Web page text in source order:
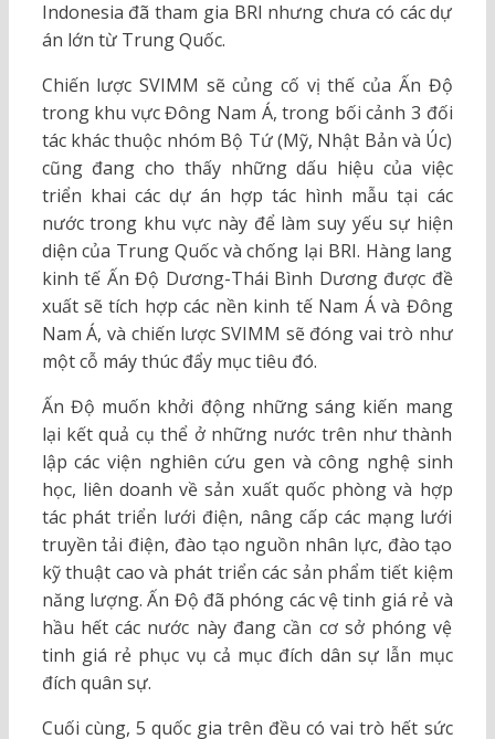
Indonesia đã tham gia BRI nhưng chưa có các dự
án lớn từ Trung Quốc.
Chiến lược SVIMM sẽ củng cố vị thế của Ấn Độ
trong khu vực Đông Nam Á, trong bối cảnh 3 đối
tác khác thuộc nhóm Bộ Tứ (Mỹ, Nhật Bản và Úc)
cũng đang cho thấy những dấu hiệu của việc
triển khai các dự án hợp tác hình mẫu tại các
nước trong khu vực này để làm suy yếu sự hiện
diện của Trung Quốc và chống lại BRI. Hàng lang
kinh tế Ấn Độ Dương-Thái Bình Dương được đề
xuất sẽ tích hợp các nền kinh tế Nam Á và Đông
Nam Á, và chiến lược SVIMM sẽ đóng vai trò như
một cỗ máy thúc đẩy mục tiêu đó.
Ấn Độ muốn khởi động những sáng kiến mang
lại kết quả cụ thể ở những nước trên như thành
lập các viện nghiên cứu gen và công nghệ sinh
học, liên doanh về sản xuất quốc phòng và hợp
tác phát triển lưới điện, nâng cấp các mạng lưới
truyền tải điện, đào tạo nguồn nhân lực, đào tạo
kỹ thuật cao và phát triển các sản phẩm tiết kiệm
năng lượng. Ấn Độ đã phóng các vệ tinh giá rẻ và
hầu hết các nước này đang cần cơ sở phóng vệ
tinh giá rẻ phục vụ cả mục đích dân sự lẫn mục
đích quân sự.
Cuối cùng, 5 quốc gia trên đều có vai trò hết sức